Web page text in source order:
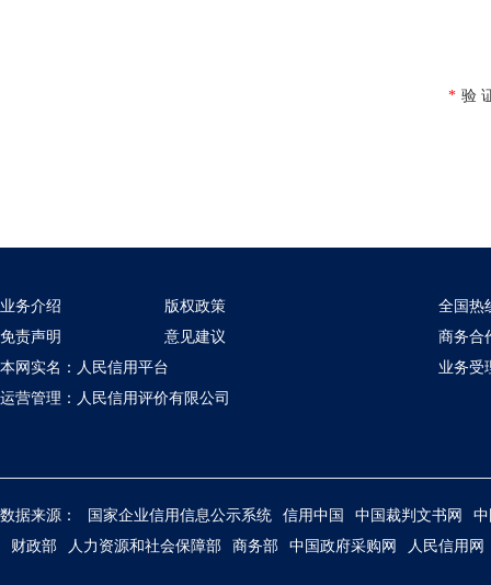
* 验
业务介绍
版权政策
免责声明
意见建议
本网实名：人民信用平台
运营管理：人民信用评价有限公司
全国热
商务合
业务受
数据来源： 国家企业信用信息公示系统 信用中国 中国裁判文书网
财政部
人力资源和社会保障部 商务部 中国政府采购网 人民信用网